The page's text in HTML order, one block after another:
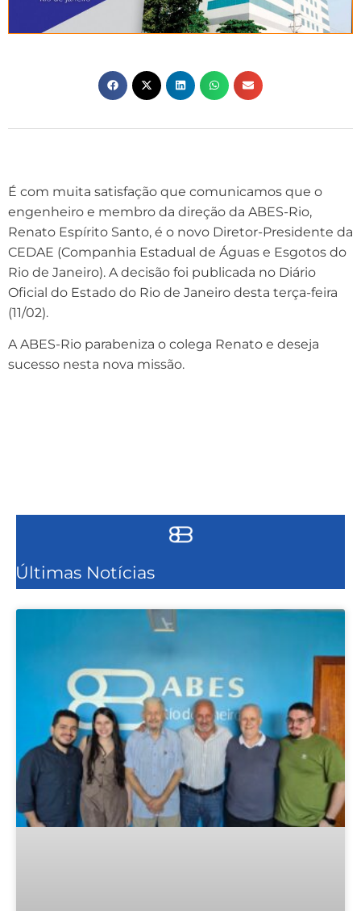
É com muita satisfação que comunicamos que o
engenheiro e membro da direção da ABES-Rio,
Renato Espírito Santo, é o novo Diretor-Presidente da
CEDAE (Companhia Estadual de Águas e Esgotos do
Rio de Janeiro). A decisão foi publicada no Diário
Oficial do Estado do Rio de Janeiro desta terça-feira
(11/02).
A ABES-Rio parabeniza o colega Renato e deseja
sucesso nesta nova missão.
Últimas Notícias